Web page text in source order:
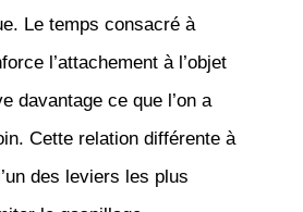
Le temps consacré à
l’attachement à l’objet
davantage ce que l’on a
Cette relation différente à
des leviers les plus